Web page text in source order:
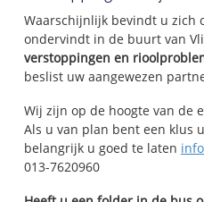
Waarschijnlijk bevindt u zich
ondervindt in de buurt van
verstoppingen en
beslist uw aangewezen
Wij zijn op de hoogte van de
Als u van plan bent een klus
belangrijk u goed te laten
013-7620960